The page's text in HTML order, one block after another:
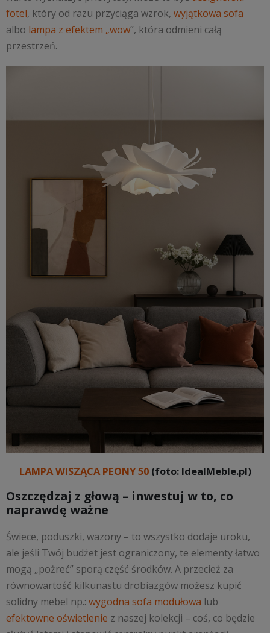
fotel, który od razu przyciąga wzrok, wyjątkowa sofa
albo lampa z efektem „wow”, która odmieni całą
przestrzeń.
LAMPA WISZĄCA PEONY 50(foto: IdealMeble.pl)
Oszczędzaj z głową – inwestuj w to, co
naprawdę ważne
Świece, poduszki, wazony – to wszystko dodaje uroku,
ale jeśli Twój budżet jest ograniczony, te elementy łatwo
mogą „pożreć” sporą część środków. A przecież za
równowartość kilkunastu drobiazgów możesz kupić
solidny mebel np.: wygodna sofa modułowa lub
efektowne oświetlenie z naszej kolekcji – coś, co będzie